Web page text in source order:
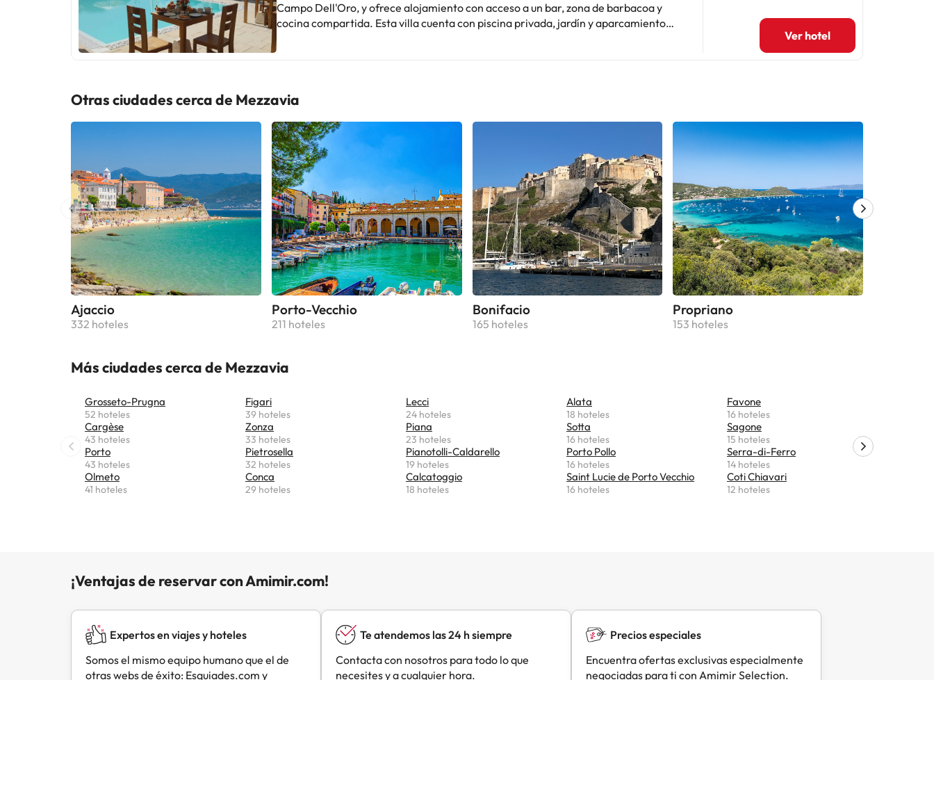
Campo Dell'Oro, y ofrece alojamiento con acceso a un bar, zona de barbacoa y
cocina compartida. Esta villa cuenta con piscina privada, jardín y aparcamiento
WiFi gratuita. Algunas habitaciones tienen terraza y otras gozan de vistas a la
y toallas. Todas las mañanas se sirve un desayuno continental y americano con
bollería recién hecha, fruta y zumo. También hay una zona de salón compartida.
La Villa Torrella se encuentra a 9,3 km del Port des Cannes y a 23 km de la torre
Parata. El aeropuerto Ajaccio Napoleón Bonaparte es el más cercano y queda a 6
km.En este alojamiento no se pueden celebrar despedidas de soltero o soltera ni
fiestas similares. Informa a Villa Torrella con antelación de tu hora prevista de
llegada. Para ello, puedes utilizar el apartado de peticiones especiales al hacer la
reserva o ponerte en contacto directamente con el alojamiento. Los datos de
contacto aparecen en la confirmación de la reserva. Es necesario realizar el pago
antes de la llegada a través de transferencia bancaria. El alojamiento se pondrá
en contacto contigo después de reservar para darte las instrucciones.
Ver hotel
Otras ciudades cerca de Mezzavia
Ajaccio
332 hoteles
Porto-Vecchio
211 hoteles
Bonifacio
165 hoteles
Propriano
153 hoteles
Más ciudades cerca de Mezzavia
Grosseto-Prugna
52 hoteles
Cargèse
43 hoteles
Porto
43 hoteles
Olmeto
41 hoteles
Figari
39 hoteles
Zonza
33 hoteles
Pietrosella
32 hoteles
Conca
29 hoteles
Lecci
24 hoteles
Piana
23 hoteles
Pianotolli-Caldarello
19 hoteles
Calcatoggio
18 hoteles
Alata
18 hoteles
Sotta
16 hoteles
Porto Pollo
16 hoteles
Saint Lucie de Porto Vecchio
16 hoteles
Favone
16 hoteles
Sagone
15 hoteles
Serra-di-Ferro
14 hoteles
Coti Chiavari
12 hoteles
¡Ventajas de reservar con Amimir.com!
Expertos en viajes y hoteles
Somos el mismo equipo humano que el de
otras webs de éxito: Esquiades.com y
Te atendemos las 24 h siempre
Contacta con nosotros para todo lo que
necesites y a cualquier hora.
Precios especiales
Encuentra ofertas exclusivas especialmente
negociadas para ti con Amimir Selection.